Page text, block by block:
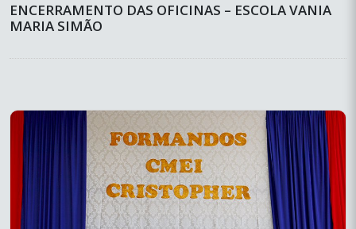
ENCERRAMENTO DAS OFICINAS – ESCOLA VANIA
MARIA SIMÃO